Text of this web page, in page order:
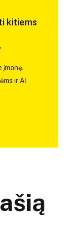
kitiems
įmonę.
ir AI